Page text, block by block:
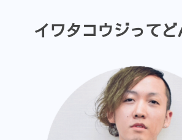
イワタコウジってど